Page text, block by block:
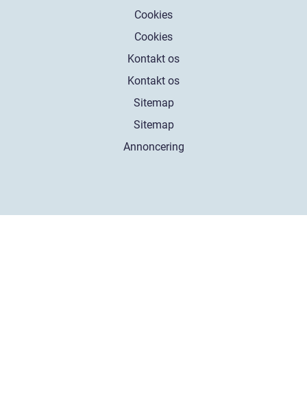
Cookies
Cookies
Kontakt os
Kontakt os
Sitemap
Sitemap
Annoncering